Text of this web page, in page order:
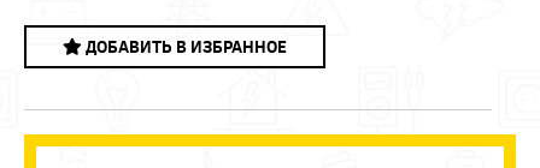
ДОБАВИТЬ В ИЗБРАННОЕ